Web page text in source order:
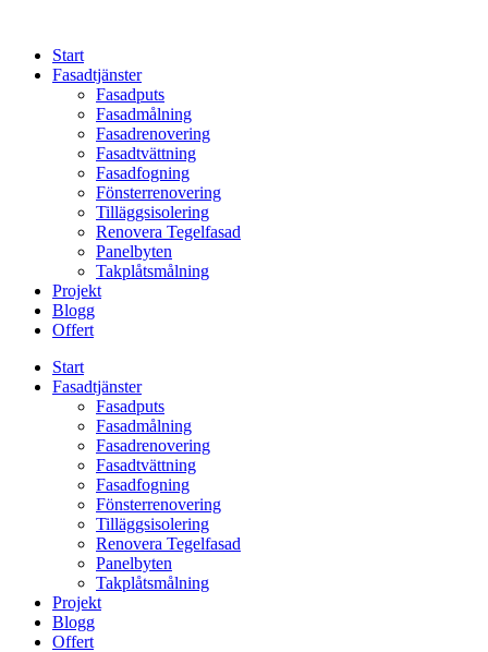
contentStart
Fasadtjänster
Fasadputs
Fasadmålning
Fasadrenovering
Fasadtvättning
Fasadfogning
Fönsterrenovering
Tilläggsisolering
Renovera Tegelfasad
Panelbyten
Takplåtsmålning
Projekt
Blogg
Offert
Start
Fasadtjänster
Fasadputs
Fasadmålning
Fasadrenovering
Fasadtvättning
Fasadfogning
Fönsterrenovering
Tilläggsisolering
Renovera Tegelfasad
Panelbyten
Takplåtsmålning
Projekt
Blogg
Offert